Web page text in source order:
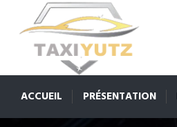
ACCUEIL PRÉSENTATION